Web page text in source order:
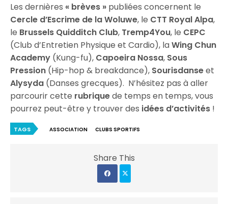
Les dernières « brèves » publiées concernent le
Cercle d’Escrime de la Woluwe, le CTT Royal Alpa,
le Brussels Quidditch Club, Tremp4You, le CEPC
(Club d’Entretien Physique et Cardio), laWing Chun
Academy (Kung-fu), Capoeira Nossa, Sous
Pression (Hip-hop & breakdance), Sourisdanseet
Alysyda (Danses grecques). N’hésitez pas à aller
parcourir cette rubriquede temps en temps, vous
pourrez peut-être y trouver des idées d’activités !
TAGS ASSOCIATION CLUBS SPORTIFS
Share This